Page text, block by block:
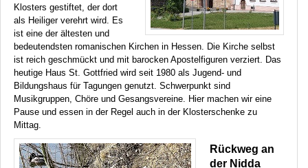
Klosters gestiftet, der dort
als Heiliger verehrt wird. Es
ist eine der ältesten und
bedeutendsten romanischen Kir­chen in Hessen. Die Kirche selbst
ist reich geschmückt und mit barocken Apostelfiguren verziert. Das
heutige Haus St. Gottfried wird seit 1980 als Jugend- und
Bildungshaus für Tagungen genutzt. Schwerpunkt sind
Musikgruppen, Chöre und Gesangsvereine. Hier machen wir eine
Pause und essen in der Regel auch in der Klosterschenke zu
Mittag.
Rückweg an
der Nidda